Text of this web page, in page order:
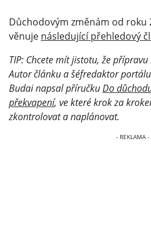
Důchodovým změnám od roku
věnuje následující přehledový
TIP: Chcete mít jistotu, že
Autor článku a šéfredaktor
Budai napsal příručkuDo
překvapení, ve které krok za
zkontrolovat a naplánovat.